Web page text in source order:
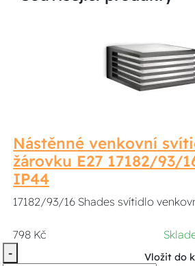
Nástěnné venkovní
žárovku E27 17182/93/
IP44
17182/93/16 Shades svítidlo
798 Kč
-
Vložit do